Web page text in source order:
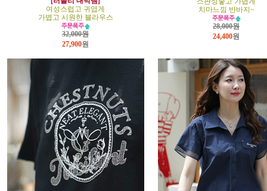
여성스럽고 귀엽게
가볍고 시원한 블라우스
32,000원
27,900원
치마느낌 반바지~
28,000원
24,400원